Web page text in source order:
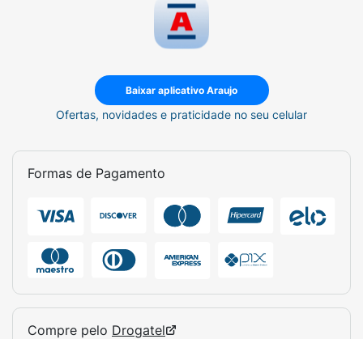
Baixar aplicativo Araujo
Ofertas, novidades e praticidade no seu celular
Formas de Pagamento
Compre pelo Drogatel